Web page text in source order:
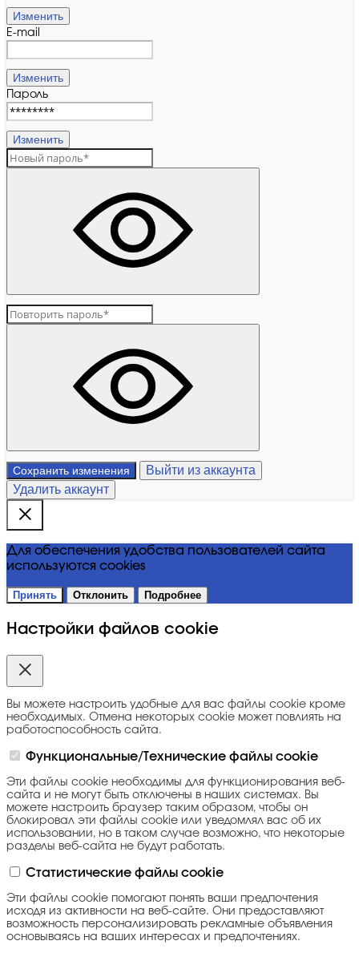
Изменить
E-mail
Изменить
Пароль
Изменить
Сохранить изменения
Выйти из аккаунта
Удалить аккаунт
Для обеспечения удобства пользователей сайта
используются cookies
Принять Отклонить Подробнее
Настройки файлов cookie
Вы можете настроить удобные для вас файлы cookie кроме
необходимых. Отмена некоторых cookie может повлиять на
работоспособность сайта.
Функциональные/Технические файлы cookie
Эти файлы cookie необходимы для функционирования веб-
сайта и не могут быть отключены в наших системах. Вы
можете настроить браузер таким образом, чтобы он
блокировал эти файлы cookie или уведомлял вас об их
использовании, но в таком случае возможно, что некоторые
разделы веб-сайта не будут работать.
Статистические файлы cookie
Эти файлы cookie помогают понять ваши предпочтения
исходя из активности на веб-сайте. Они предоставляют
возможность персонализировать рекламные объявления
основываясь на ваших интересах и предпочтениях.